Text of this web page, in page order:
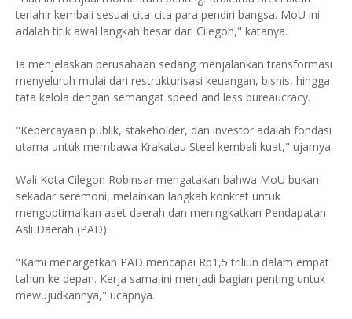
terlahir kembali sesuai cita-cita para pendiri bangsa. MoU ini
adalah titik awal langkah besar dari Cilegon," katanya.
Ia menjelaskan perusahaan sedang menjalankan transformasi
menyeluruh mulai dari restrukturisasi keuangan, bisnis, hingga
tata kelola dengan semangat speed and less bureaucracy.
"Kepercayaan publik, stakeholder, dan investor adalah fondasi
utama untuk membawa Krakatau Steel kembali kuat," ujarnya.
Wali Kota Cilegon Robinsar mengatakan bahwa MoU bukan
sekadar seremoni, melainkan langkah konkret untuk
mengoptimalkan aset daerah dan meningkatkan Pendapatan
Asli Daerah (PAD).
"Kami menargetkan PAD mencapai Rp1,5 triliun dalam empat
tahun ke depan. Kerja sama ini menjadi bagian penting untuk
mewujudkannya," ucapnya.